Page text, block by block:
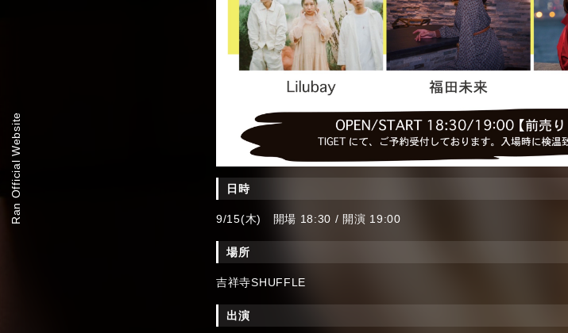
Ran Official Website 日時
9/15(木) 開場 18:30 / 開演 19:00
場所
吉祥寺SHUFFLE
出演